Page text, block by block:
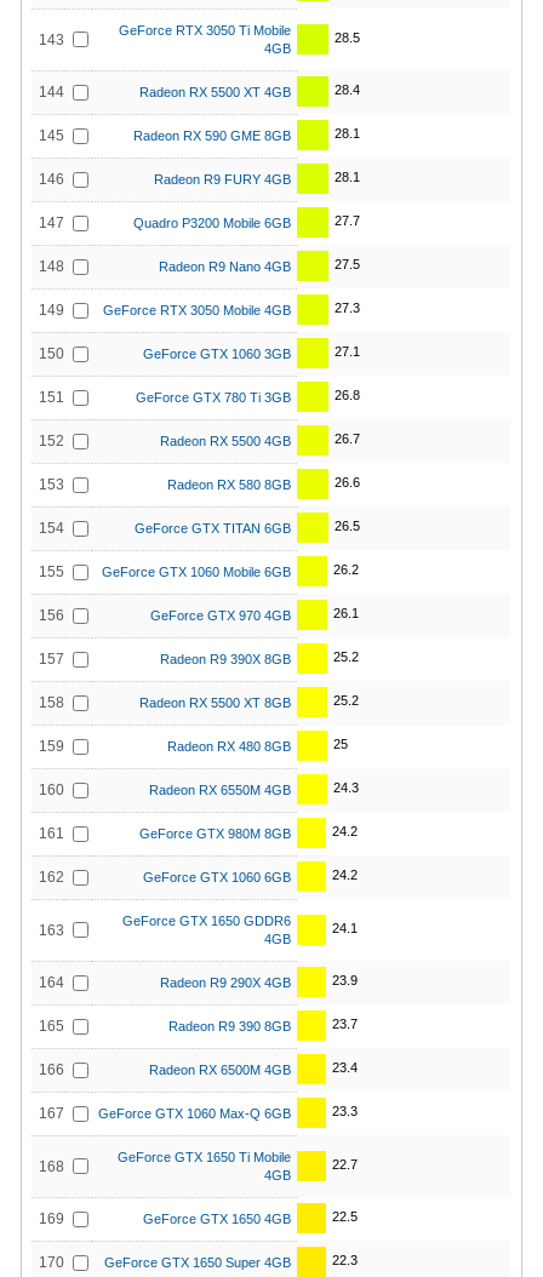
143
GeForce RTX 3050 Ti Mobile
4GB
28.5
144 Radeon RX 5500 XT 4GB 28.4
145 Radeon RX 590 GME 8GB 28.1
146 Radeon R9 FURY 4GB 28.1
147 Quadro P3200 Mobile 6GB 27.7
148 Radeon R9 Nano 4GB 27.5
149 GeForce RTX 3050 Mobile 4GB 27.3
150 GeForce GTX 1060 3GB 27.1
151 GeForce GTX 780 Ti 3GB 26.8
152 Radeon RX 5500 4GB 26.7
153 Radeon RX 580 8GB 26.6
154 GeForce GTX TITAN 6GB 26.5
155 GeForce GTX 1060 Mobile 6GB 26.2
156 GeForce GTX 970 4GB 26.1
157 Radeon R9 390X 8GB 25.2
158 Radeon RX 5500 XT 8GB 25.2
159 Radeon RX 480 8GB 25
160 Radeon RX 6550M 4GB 24.3
161 GeForce GTX 980M 8GB 24.2
162 GeForce GTX 1060 6GB 24.2
163
GeForce GTX 1650 GDDR6
4GB
24.1
164 Radeon R9 290X 4GB 23.9
165 Radeon R9 390 8GB 23.7
166 Radeon RX 6500M 4GB 23.4
167 GeForce GTX 1060 Max-Q 6GB 23.3
168
GeForce GTX 1650 Ti Mobile
4GB
22.7
169 GeForce GTX 1650 4GB 22.5
170 GeForce GTX 1650 Super 4GB 22.3